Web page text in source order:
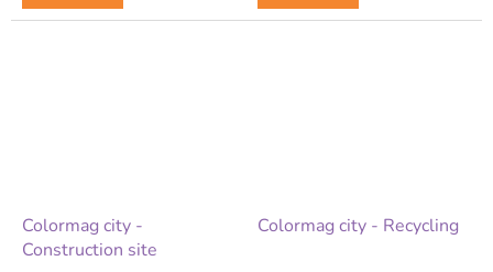
Colormag city -
Construction site
Colormag city - Recycling